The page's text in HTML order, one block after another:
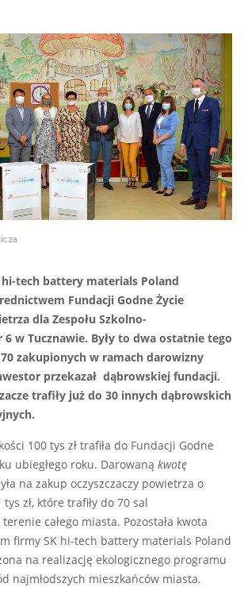
hi-tech battery materials Poland
Fundacji Godne Życie
dla Zespołu Szkolno-
6 w Tucznawie. Były to dwa ostatnie tego
zakupionych w ramach darowizny
przekazał dąbrowskiej fundacji.
trafiły już do 30 innych dąbrowskich
100 tys zł trafiła do Fundacji Godne
ubiegłego roku. Darowaną kwotę
na zakup oczyszczaczy powietrza o
zł, które trafiły do 70 sal
całego miasta. Pozostała kwota
firmy SK hi-tech battery materials Poland
na realizację ekologicznego programu
najmłodszych mieszkańców miasta.